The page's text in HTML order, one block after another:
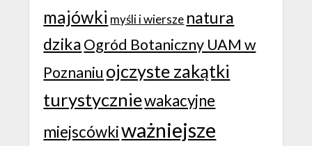
majówki myśli i wiersze natura
dzikaOgród Botaniczny UAM w
Poznaniu ojczyste zakątki
turystyczniewakacyjne
miejscówkiważniejsze